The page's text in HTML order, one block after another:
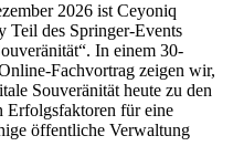
2026 ist Ceyoniq
Teil des Springer-Events
In einem 30-
Fachvortrag zeigen wir,
Souveränität heute zu den
Erfolgsfaktoren für eine
öffentliche Verwaltung